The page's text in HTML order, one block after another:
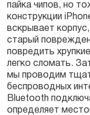
пайка чипов, но
конструкции
вскрывает
старый
повредить
легко сломать.
мы проводим
беспроводных
Bluetooth
определяет